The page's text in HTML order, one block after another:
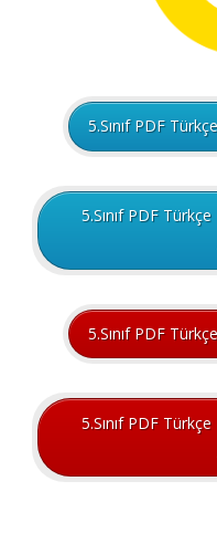
5.Sınıf PDF
5.Sınıf PDF
5.Sınıf PDF
5.Sınıf PDF